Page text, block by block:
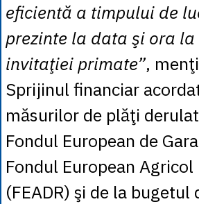
eficientă a timpului de
prezinte la data şi ora
invitaţiei primate”,
Sprijinul financiar
măsurilor de plăţi
Fondul European de
Fondul European
(FEADR) şi de la